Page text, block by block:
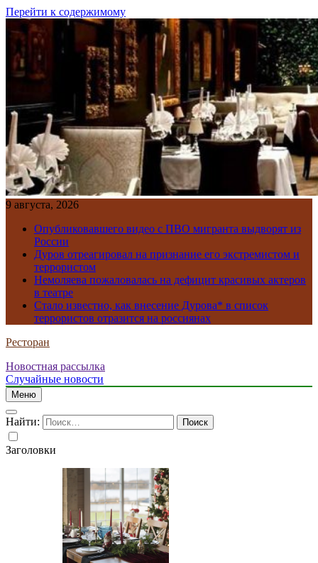
Перейти к содержимому
9 августа, 2026
Опубликовавшего видео с ПВО мигранта выдворят из
России
Дуров отреагировал на признание его экстремистом и
террористом
Немоляева пожаловалась на дефицит красивых актеров
в театре
Стало известно, как внесение Дурова* в список
террористов отразится на россиянах
Ресторан
Новостная рассылка
Случайные новости
Меню
Найти:
Заголовки